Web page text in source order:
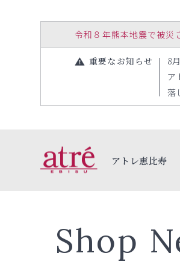
令和８年熊本地震で被災
重要なお知らせ
8
ア
落
アトレ恵比寿
Shop